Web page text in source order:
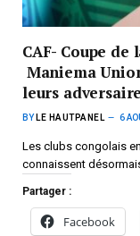
CAF- Coupe
Maniema
leurs
BY LE HAUTPANEL 6
Les clubs congolais
connaissent
Partager :
Facebook